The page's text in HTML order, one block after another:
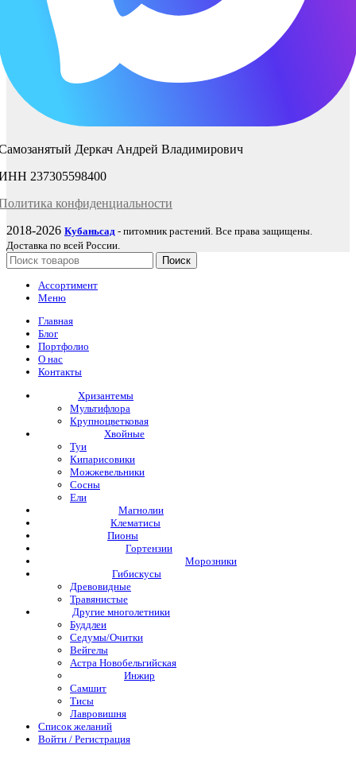
Деркач Андрей Владимирович
237305598400
конфиденциальности
2018-2026 Кубаньсад - питомник растений. Все права защищены.
Доставка по всей России.
Поиск
Ассортимент
Меню
Главная
Блог
Портфолио
О нас
Контакты
Хризантемы
Мультифлора
Крупноцветковая
Хвойные
Туи
Кипарисовики
Можжевельники
Сосны
Ели
Магнолии
Клематисы
Пионы
Гортензии
Морозники
Гибискусы
Древовидные
Травянистые
Другие многолетники
Буддлеи
Седумы/Очитки
Вейгелы
Астра Новобельгийская
Инжир
Самшит
Тисы
Лавровишня
Список желаний
Войти / Регистрация